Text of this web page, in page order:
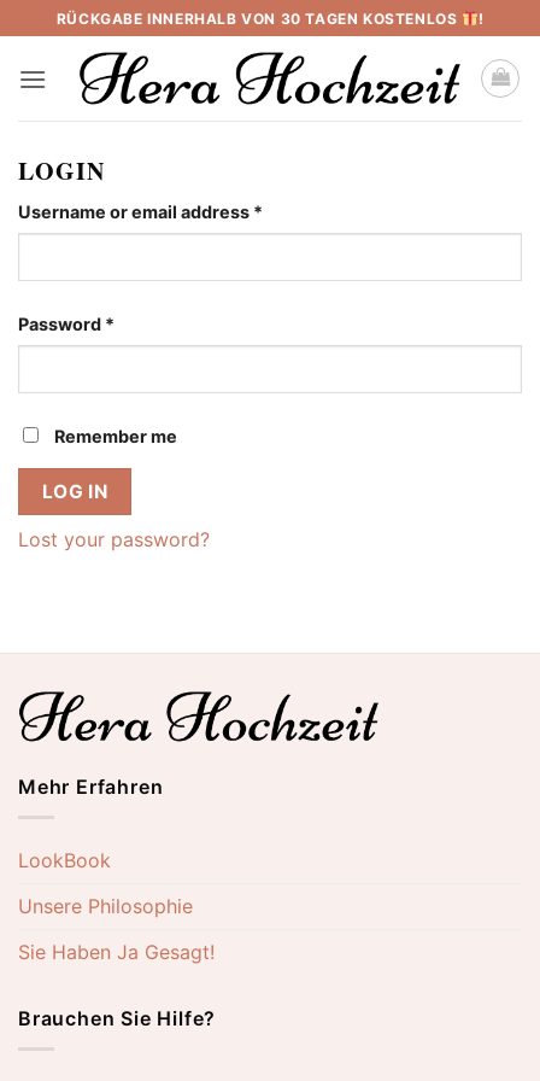
to
content
RÜCKGABE INNERHALB VON 30 TAGEN KOSTENLOS !
LOGIN
Username or email address *
Password *
Remember me
LOG IN
Lost your password?
Mehr Erfahren
LookBook
Unsere Philosophie
Sie Haben Ja Gesagt!
Brauchen Sie Hilfe?